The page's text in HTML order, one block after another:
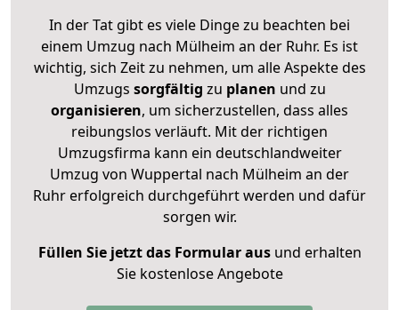
In der Tat gibt es viele Dinge zu beachten bei
einem Umzug nach Mülheim an der Ruhr. Es ist
wichtig, sich Zeit zu nehmen, um alle Aspekte des
Umzugs sorgfältig zu planen und zu
organisieren, um sicherzustellen, dass alles
reibungslos verläuft. Mit der richtigen
Umzugsfirma kann ein deutschlandweiter
Umzug von Wuppertal nach Mülheim an der
Ruhr erfolgreich durchgeführt werden und dafür
sorgen wir.
Füllen Sie jetzt das Formular ausund erhalten
Sie kostenlose Angebote